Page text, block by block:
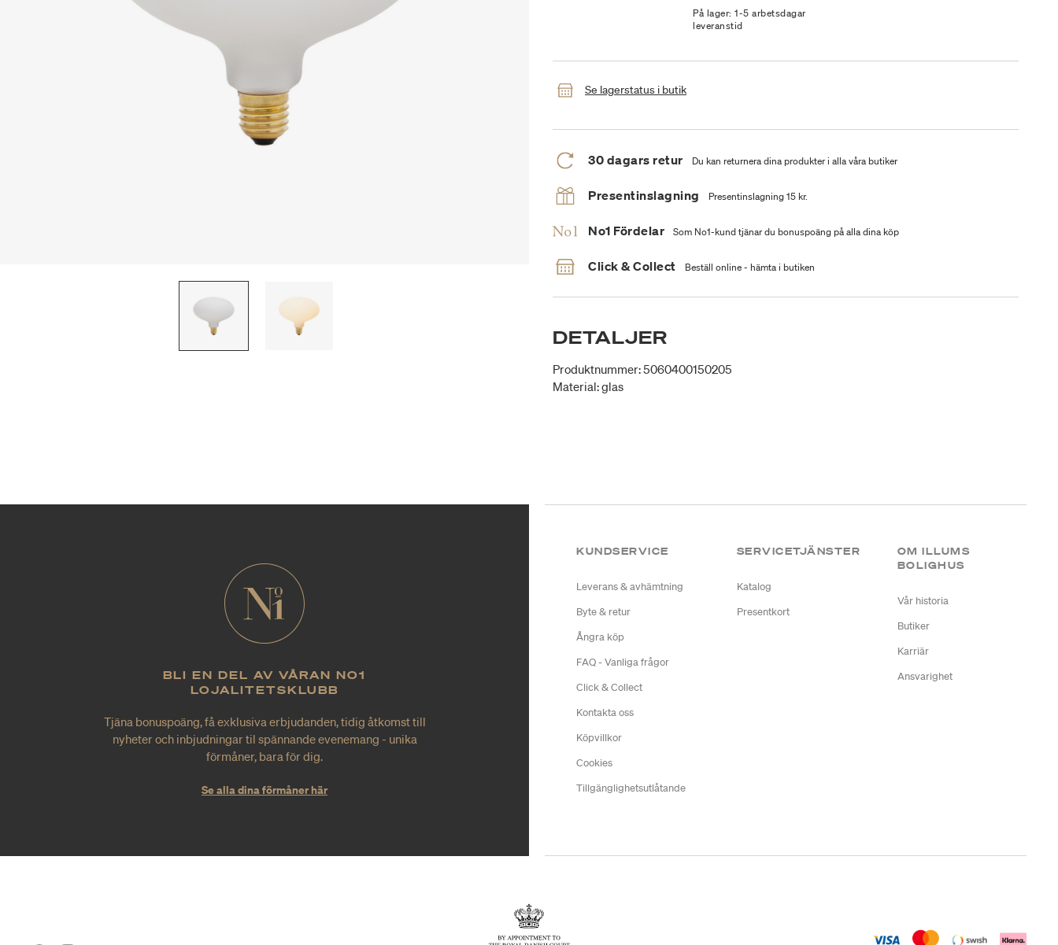
På lager: 1-5 arbetsdagar
leveranstid
Se lagerstatus i butik
30 dagars retur Du kan returnera dina produkter i alla våra butiker
Presentinslagning Presentinslagning 15 kr.
No1 Fördelar Som No1-kund tjänar du bonuspoäng på alla dina köp
Click & Collect Beställ online - hämta i butiken
DETALJER
Produktnummer: 5060400150205
Material: glas
BLI EN DEL AV VÅRAN NO1
LOJALITETSKLUBB
Tjäna bonuspoäng, få exklusiva erbjudanden, tidig åtkomst till
nyheter och inbjudningar til spännande evenemang - unika
förmåner, bara för dig.
Se alla dina förmåner här
KUNDSERVICE
Leverans & avhämtning
Byte & retur
Ångra köp
FAQ - Vanliga frågor
Click & Collect
Kontakta oss
Köpvillkor
Cookies
Tillgänglighetsutlåtande
SERVICETJÄNSTER
Katalog
Presentkort
OM ILLUMS
BOLIGHUS
Vår historia
Butiker
Karriär
Ansvarighet